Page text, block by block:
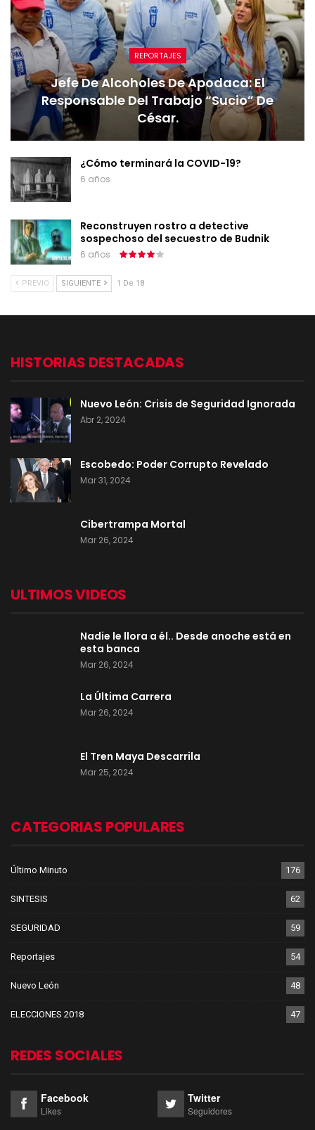
REPORTAJES
Jefe De Alcoholes De Apodaca: El
Responsable Del Trabajo “sucio” De
César.
¿Cómo terminará la COVID-19?
6 años
Reconstruyen rostro a detective
sospechoso del secuestro de Budnik
6 años
PREVIO SIGUIENTE 1 De 18
HISTORIAS DESTACADAS
Nuevo León: Crisis de Seguridad Ignorada
Abr 2, 2024
Escobedo: Poder Corrupto Revelado
Mar 31, 2024
Cibertrampa Mortal
Mar 26, 2024
ULTIMOS VIDEOS
Nadie le llora a él.. Desde anoche está en
esta banca
Mar 26, 2024
La Última Carrera
Mar 26, 2024
El Tren Maya Descarrila
Mar 25, 2024
CATEGORIAS POPULARES
Último Minuto 176
SINTESIS 62
SEGURIDAD 59
Reportajes 54
Nuevo León 48
ELECCIONES 2018 47
REDES SOCIALES
Facebook
Likes
Twitter
Seguidores